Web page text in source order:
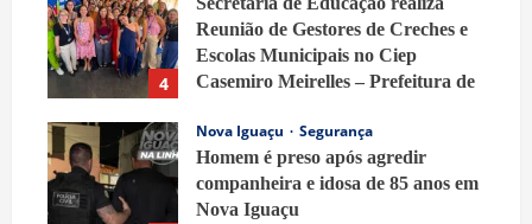
4
Reunião de Gestores de Creches e
Escolas Municipais no Ciep
Casemiro Meirelles – Prefeitura de
7 de agosto de 2026
Nova Iguaçu
Segurança
Homem é preso após agredir
companheira e idosa de 85 anos em
Nova Iguaçu